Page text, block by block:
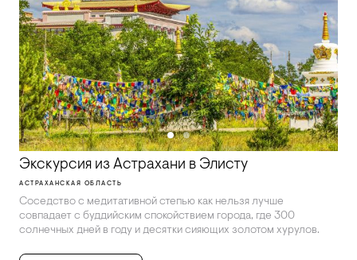
Экскурсия из Астрахани в Элисту
АСТРАХАНСКАЯ ОБЛАСТЬ
Соседство с медитативной степью как нельзя лучше
совпадает с буддийским спокойствием города, где 300
солнечных дней в году и десятки сияющих золотом хурулов.